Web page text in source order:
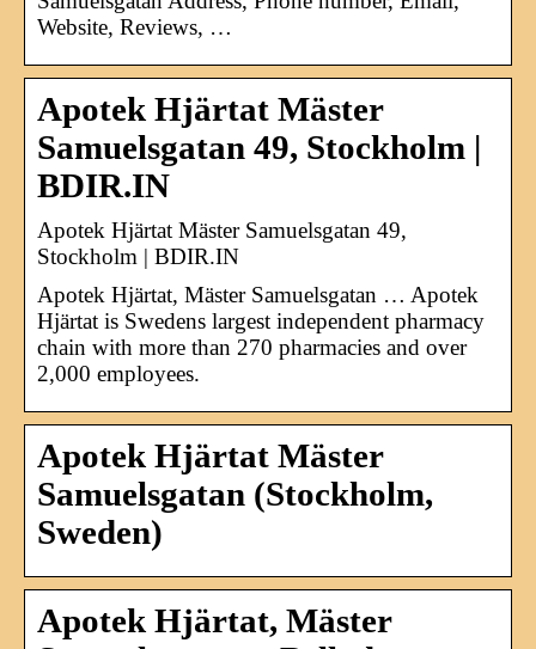
Website, Reviews, …
Apotek Hjärtat Mäster
Samuelsgatan 49, Stockholm |
BDIR.IN
Apotek Hjärtat Mäster Samuelsgatan 49,
Stockholm | BDIR.IN
Apotek Hjärtat, Mäster Samuelsgatan … Apotek
Hjärtat is Swedens largest independent pharmacy
chain with more than 270 pharmacies and over
2,000 employees.
Apotek Hjärtat Mäster
Samuelsgatan (Stockholm,
Sweden)
Apotek Hjärtat, Mäster